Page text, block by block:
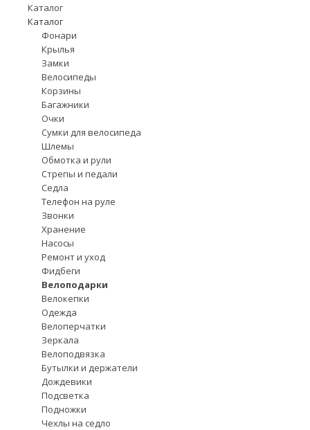
Каталог
Каталог
Фонари
Крылья
Замки
Велосипеды
Корзины
Багажники
Очки
Сумки для велосипеда
Шлемы
Обмотка и рули
Стрепы и педали
Седла
Телефон на руле
Звонки
Хранение
Насосы
Ремонт и уход
Фидбеги
Велоподарки
Велокепки
Одежда
Велоперчатки
Зеркала
Велоподвязка
Бутылки и держатели
Дождевики
Подсветка
Подножки
Чехлы на седло